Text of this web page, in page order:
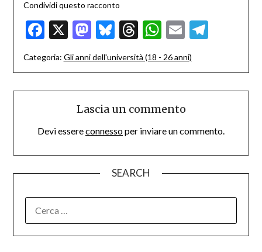
Condividi questo racconto
Facebook
X Mastodon
Bluesky
Threads
WhatsApp
Email
Categoria: Gli anni dell'università (18 - 26 anni)
Lascia un commento
Devi essereconnessoper inviare un commento.
SEARCH
PER: